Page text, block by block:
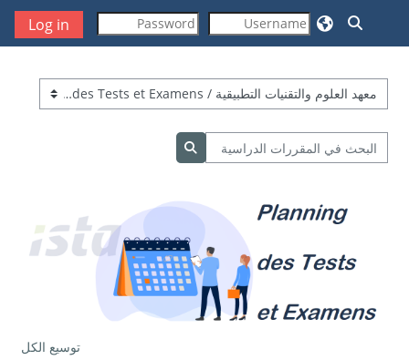
تخطى إلى المحتوى الرئيسي
تبديل إدخال البحث
Log in
تصنيفات المقررات
البحث في المقررات الدراسية
البحث في المقررات الدراسية
توسيع الكل